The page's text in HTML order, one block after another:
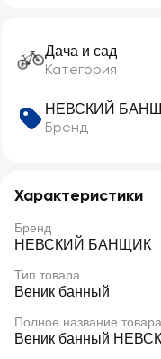
Дача и сад
Категория
НЕВСКИЙ
Бренд
Характеристики
Бренд
НЕВСКИЙ БАНЩИК
Тип товара
Веник банный
Полное название
Веник банный